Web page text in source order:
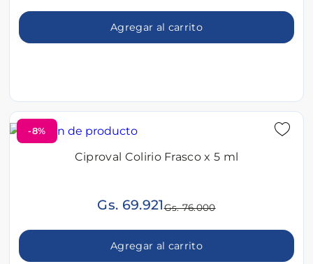
Agregar al carrito
-8%
Ciproval Colirio Frasco x 5 ml
Gs. 69.921Gs. 76.000
Agregar al carrito